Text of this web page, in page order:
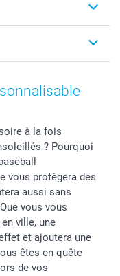
à la fois
? Pourquoi
vous protègera des
aussi sans
vous vous
ville, une
et ajoutera une
êtes en quête
de vos